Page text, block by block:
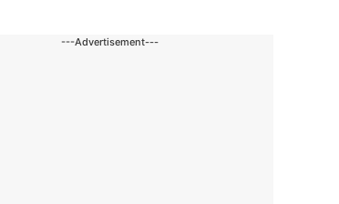
---Advertisement---